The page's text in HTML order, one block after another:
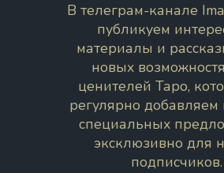
В телеграм-канале
публикуем
материалы и
новых
ценителей Таро,
регулярно добавляем
специальных
эксклюзивно для
подписчиков.